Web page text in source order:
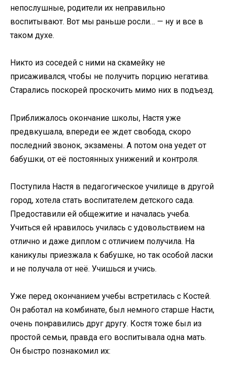
непослушные, родители их неправильно
воспитывают. Вот мы раньше росли… — ну и все в
таком духе.
Никто из соседей с ними на скамейку не
присаживался, чтобы не получить порцию негатива.
Старались поскорей проскочить мимо них в подъезд.
Приближалось окончание школы, Настя уже
предвкушала, впереди ее ждет свобода, скоро
последний звонок, экзамены. А потом она уедет от
бабушки, от её постоянных унижений и контроля.
Поступила Настя в педагогическое училище в другой
город, хотела стать воспитателем детского сада.
Предоставили ей общежитие и началась учеба.
Учиться ей нравилось училась с удовольствием на
отлично и даже диплом с отличием получила. На
каникулы приезжала к бабушке, но так особой ласки
и не получала от неё. Учишься и учись.
Уже перед окончанием учебы встретилась с Костей.
Он работал на комбинате, был немного старше Насти,
очень понравились друг другу. Костя тоже был из
простой семьи, правда его воспитывала одна мать.
Он быстро познакомил их: